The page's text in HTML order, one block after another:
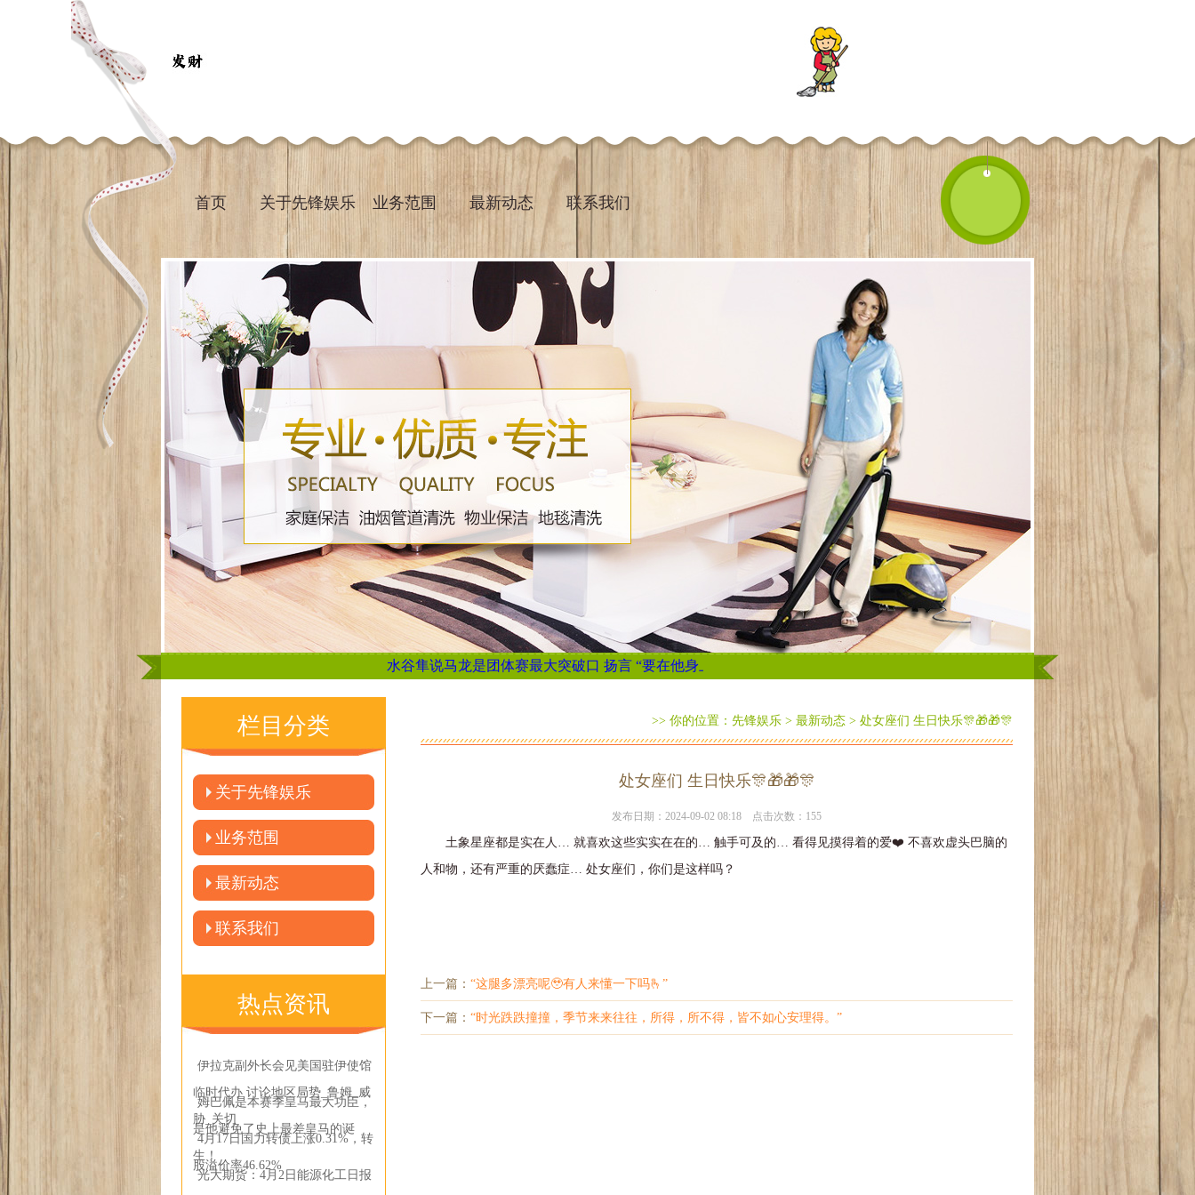
首页 关于先锋娱乐 业务范围 最新动态 联系我们
水谷隼说马龙是团体赛最大突破口 扬言 “要在他身上拿2分”... 马来西亚棕榈油期货连涨五日，市场还能火多久？... 认知，野心，勇气，
栏目分类
关于先锋娱乐
业务范围
最新动态
联系我们
热点资讯
伊拉克副外长会见美国驻伊使馆
临时代办 讨论地区局势_鲁姆_威
胁_关切
姆巴佩是本赛季皇马最大功臣，
是他避免了史上最差皇马的诞
生！
4月17日国力转债上涨0.31%，转
股溢价率46.62%
光大期货：4月2日能源化工日报
>> 你的位置： 先锋娱乐 > 最新动态 > 处女座们 生日快乐🎊🎁🎁🎊
处女座们 生日快乐🎊🎁🎁🎊
发布日期：2024-09-02 08:18 点击次数：155
土象星座都是实在人… 就喜欢这些实实在在的… 触手可及的… 看得见摸得着的爱❤️ 不喜欢虚头巴脑的
人和物，还有严重的厌蠢症… 处女座们，你们是这样吗？
上一篇： “这腿多漂亮呢🥹有人来懂一下吗🫰”
下一篇： “时光跌跌撞撞，季节来来往往，所得，所不得，皆不如心安理得。”